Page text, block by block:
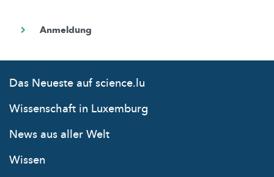
Das Neueste auf science.lu
Wissenschaft in Luxemburg
News aus aller Welt
Wissen